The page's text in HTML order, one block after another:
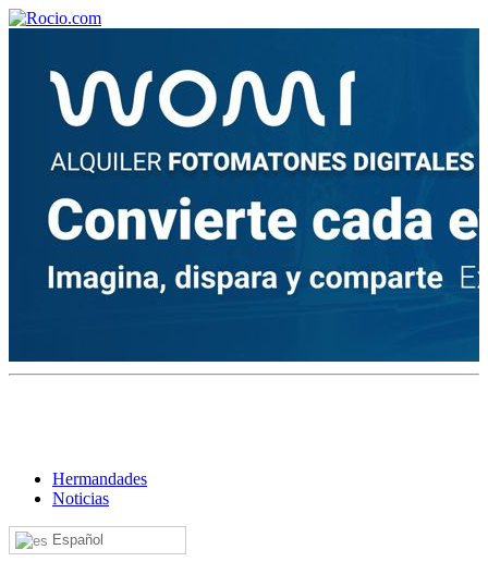
Hermandades
Noticias
Español
¡Bienvenido! Soy el asistente virtual de rocio.com.
¿En qué puedo ayudarte?
¿Cuándo se construyó la primera ermita?
El traslado cada siete años
¿Cuales son los actos principales que se celebran en el